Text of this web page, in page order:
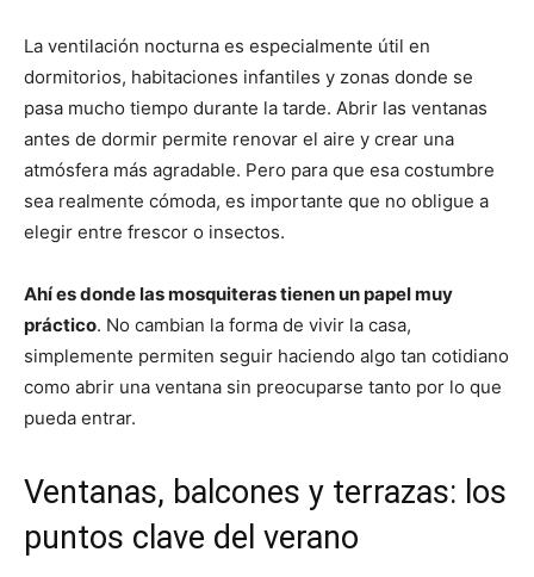
La ventilación nocturna es especialmente útil en
dormitorios, habitaciones infantiles y zonas donde se
pasa mucho tiempo durante la tarde. Abrir las ventanas
antes de dormir permite renovar el aire y crear una
atmósfera más agradable. Pero para que esa costumbre
sea realmente cómoda, es importante que no obligue a
elegir entre frescor o insectos.
Ahí es donde las mosquiteras tienen un papel muy
práctico. No cambian la forma de vivir la casa,
simplemente permiten seguir haciendo algo tan cotidiano
como abrir una ventana sin preocuparse tanto por lo que
pueda entrar.
Ventanas, balcones y terrazas: los
puntos clave del verano